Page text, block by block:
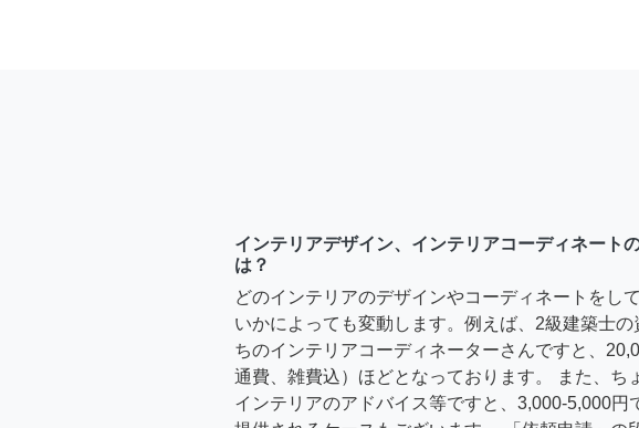
インテリアデザイン、インテリアコーディネート
は？
どのインテリアのデザインやコーディネートをし
いかによっても変動します。例えば、2級建築士の
ちのインテリアコーディネーターさんですと、
通費、雑費込）ほどとなっております。 また、ち
インテリアのアドバイス等ですと、3,000-5,000円